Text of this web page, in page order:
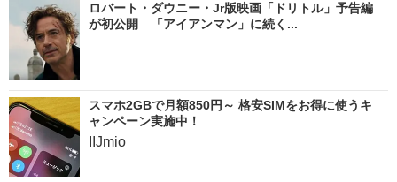
ロバート・ダウニー・Jr版映画「ドリトル」予告編
が初公開 「アイアンマン」に続く...
スマホ2GBで月額850円～ 格安SIMをお得に使うキ
ャンペーン実施中！
IIJmio